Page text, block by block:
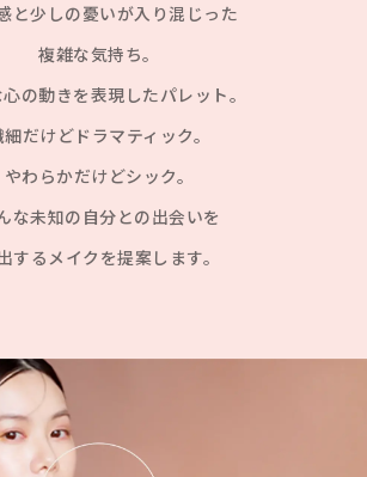
と少しの憂いが入り混じった
複雑な気持ち。
の動きを表現したパレット。
細だけどドラマティック。
やわらかだけどシック。
な未知の自分との出会いを
するメイクを提案します。